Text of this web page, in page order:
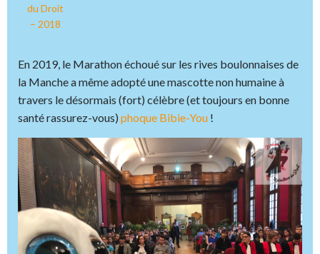
du Droit
– 2018
En 2019, le Marathon échoué sur les rives boulonnaises de
la Manche a même adopté une mascotte non humaine à
travers le désormais (fort) célèbre (et toujours en bonne
santé rassurez-vous) phoque Bibie-You !